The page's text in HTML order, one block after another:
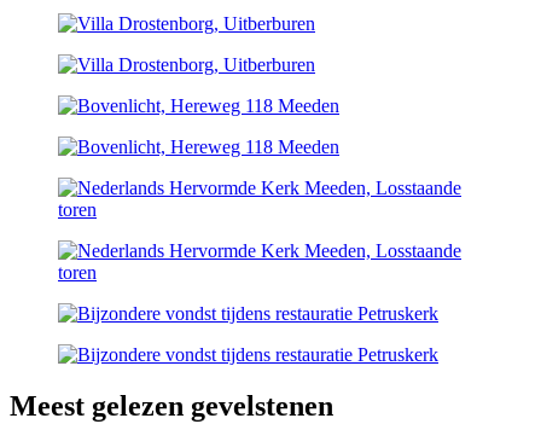
Meest gelezen gevelstenen